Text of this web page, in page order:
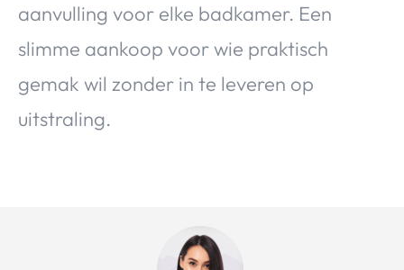
aanvulling voor elke badkamer. Een
slimme aankoop voor wie praktisch
gemak wil zonder in te leveren op
uitstraling.